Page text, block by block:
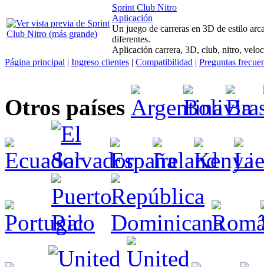
Sprint Club Nitro
Aplicación
Un juego de carreras en 3D de estilo
diferentes.
Aplicación carrera, 3D, club, nitro,
Página principal | Ingreso clientes | Compatibilidad | Preguntas
Otros países